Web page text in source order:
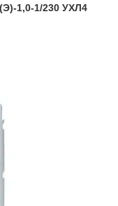
1,0-1/230 УХЛ4